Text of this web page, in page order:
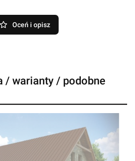
Oceń i opisz
/ warianty / podobne